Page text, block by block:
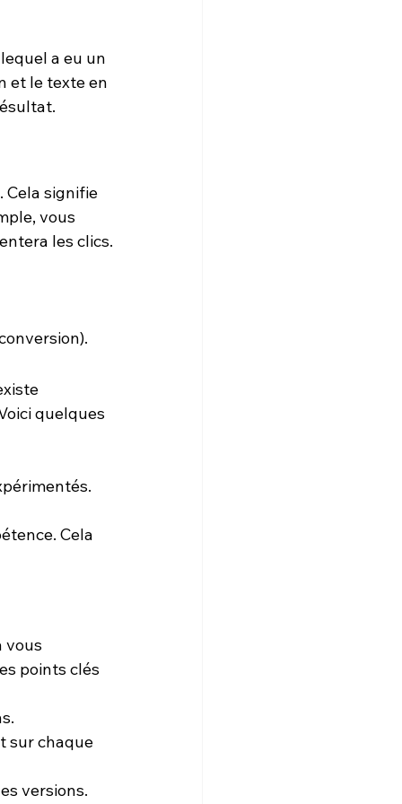
a eu un
et le texte en
Cela signifie
vous
les clics.
quelques
Cela
vous
points clés
sur chaque
versions.